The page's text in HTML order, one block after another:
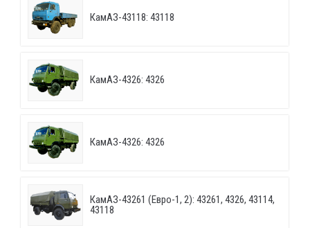
КамАЗ-43118: 43118
КамАЗ-4326: 4326
КамАЗ-4326: 4326
КамАЗ-43261 (Евро-1, 2): 43261, 4326, 43114,
43118